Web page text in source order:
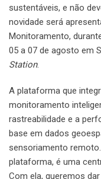
sustentáveis, e não
novidade será
Monitoramento,
05 a 07 de agosto em
Station.
A plataforma que
monitoramento
rastreabilidade e a
base em dados
sensoriamento remoto.
plataforma, é uma
Com ela, queremos